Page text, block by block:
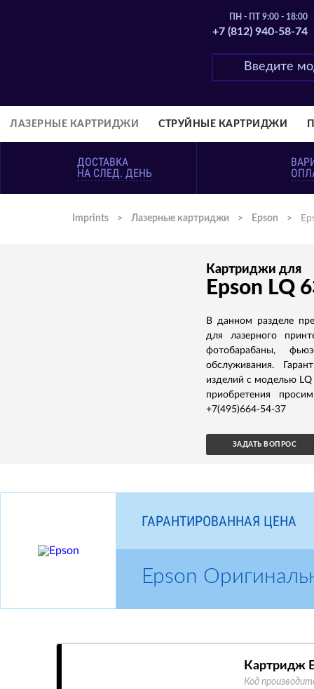
ПН - ПТ 9:00 - 18:00
+7 (812) 940-58-74
ЛАЗЕРНЫЕ КАРТРИДЖИ СТРУЙНЫЕ КАРТРИДЖИ
ДОСТАВКА
НА СЛЕД. ДЕНЬ
Imprints > Лазерные картриджи > Epson >
Картриджи для
Epson LQ
В данном разделе
для лазерного
фотобарабаны,
обслуживания.
изделий с моделью LQ
приобретения
+7(495)664-54-37
ЗАДАТЬ ВОПРОС
ГАРАНТИРОВАННАЯ ЦЕНА
Epson
Картридж
Код